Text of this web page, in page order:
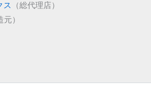
ス （総代理店）
元）